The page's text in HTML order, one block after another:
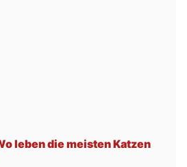
leben die meisten Katzen